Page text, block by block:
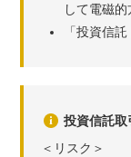
して電磁的
「投資信
投資信託取
＜リスク＞